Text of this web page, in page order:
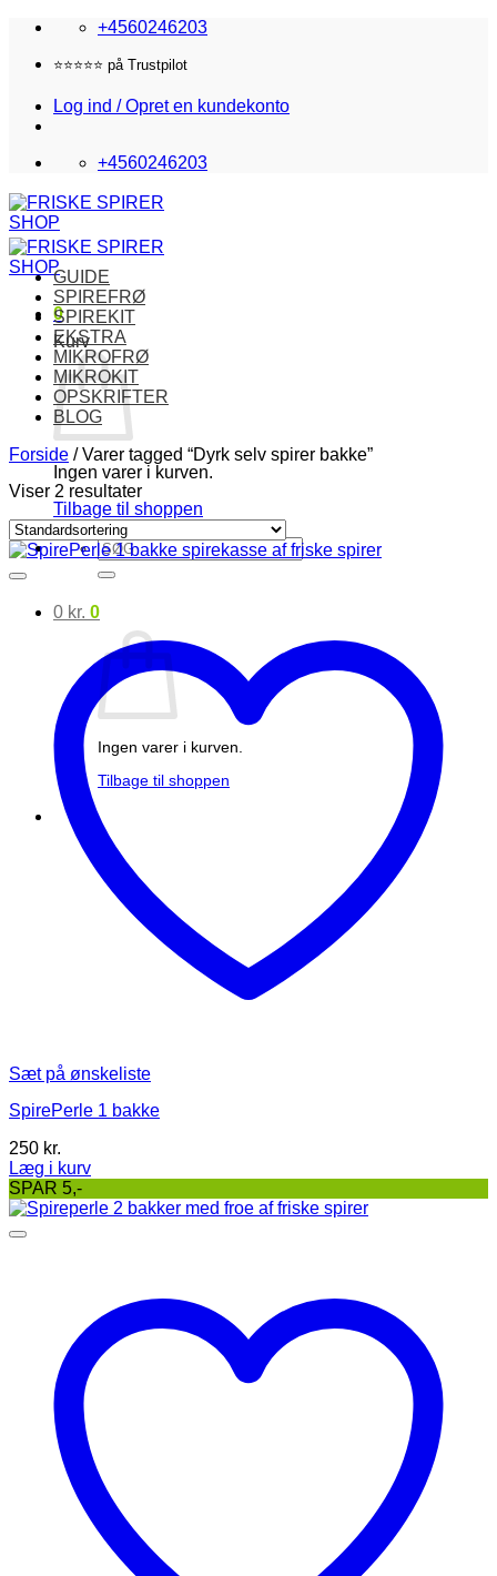
Fortsæt
indhold
+4560246203
Fri fragt i DK over 870,-
Log ind / Opret en kundekonto
+4560246203
0
Kurv
Ingen varer i kurven.
Tilbage til shoppen
Søg
efter:
0 kr. 0
Ingen varer i kurven.
Tilbage til shoppen
GUIDE
SPIREFRØ
SPIREKIT
EKSTRA
MIKROFRØ
MIKROKIT
OPSKRIFTER
BLOG
Forside /Varer tagged “Dyrk selv spirer bakke”
Viser 2 resultater
Sæt på ønskeliste
SpirePerle 1 bakke
250 kr.
Læg i kurv
SPAR 5,-